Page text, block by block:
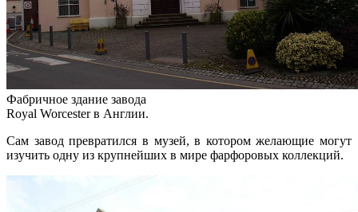
Фабричное здание завода
Royal Worcester в Англии.
Сам завод превратился в музей, в котором желающие могут
изучить одну из крупнейших в мире фарфоровых коллекций.